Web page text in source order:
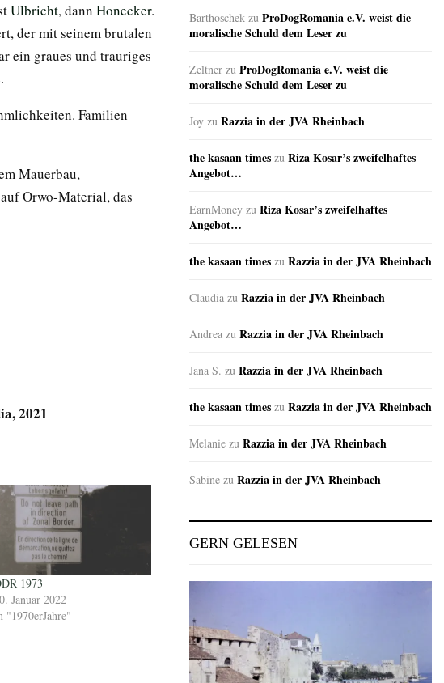
Ulbricht, dann Honecker.
der mit seinem brutalen
ein graues und trauriges
Familien
Mauerbau,
Orwo-Material, das
2021
1973
Januar 2022
"1970erJahre"
Barthoschek zu ProDogRomania e.V. weist die
moralische Schuld dem Leser zu
Zeltner zu ProDogRomania e.V. weist die
moralische Schuld dem Leser zu
Joy zu Razzia in der JVA Rheinbach
the kasaan times zu Riza Kosar’s zweifelhaftes
Angebot…
EarnMoney zu Riza Kosar’s zweifelhaftes
Angebot…
the kasaan times zu Razzia in der JVA Rheinbach
Claudia zu Razzia in der JVA Rheinbach
Andrea zu Razzia in der JVA Rheinbach
Jana S. zu Razzia in der JVA Rheinbach
the kasaan times zu Razzia in der JVA Rheinbach
Melanie zu Razzia in der JVA Rheinbach
Sabine zu Razzia in der JVA Rheinbach
GERN GELESEN